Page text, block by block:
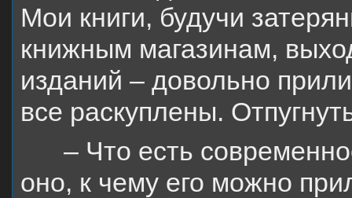
Мои книги, будучи
книжным магазинам,
изданий – довольно
все раскуплены.
– Что есть
оно, к чему его можно